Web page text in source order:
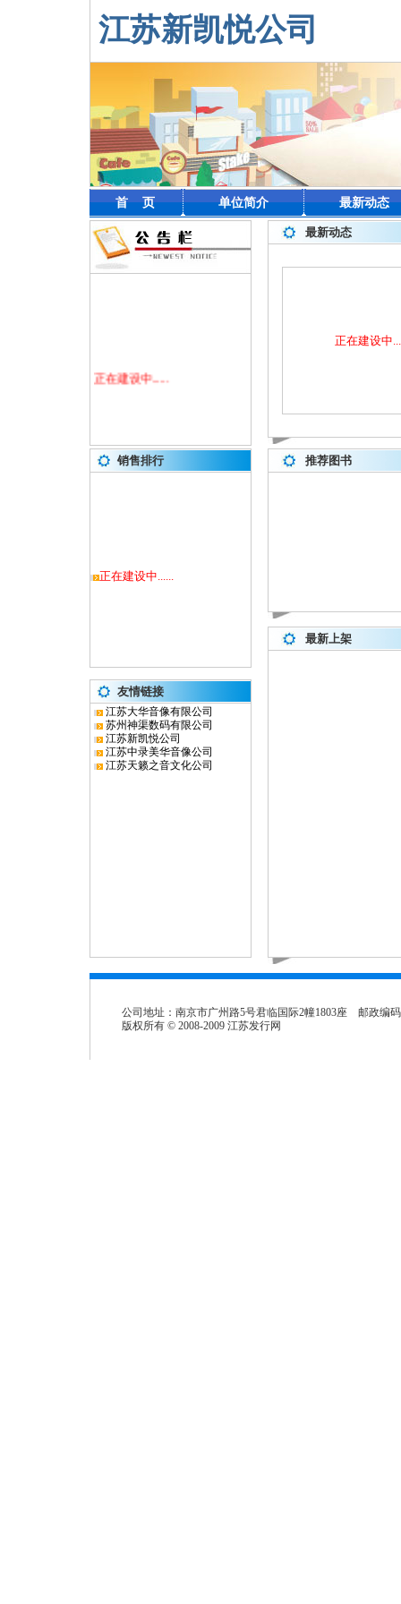
江苏新凯悦公司
首 页 单位简介 最新动态
正在建设中......
最新动态
正在建设中
销售排行
正在建设中......
友情链接
推荐图书
最新上架
公司地址：南京市广州路5号君临国际2幢1803座 邮政编码
版权所有 © 2008-2009 江苏发行网